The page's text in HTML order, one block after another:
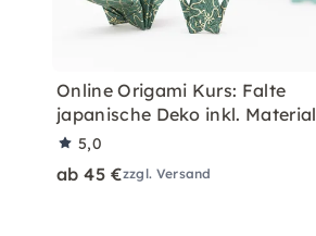
Online Origami Kurs: Falte
japanische Deko inkl. Material
5,0
ab 45 €zzgl. Versand